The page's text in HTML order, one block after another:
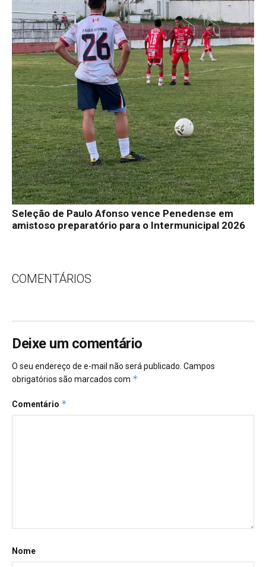
Seleção de Paulo Afonso vence Penedense em
amistoso preparatório para o Intermunicipal 2026
COMENTÁRIOS
Deixe um comentário
O seu endereço de e-mail não será publicado. Campos
obrigatórios são marcados com *
Comentário *
Nome